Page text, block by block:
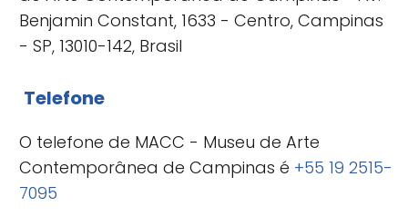
Benjamin Constant, 1633 - Centro, Campinas
- SP, 13010-142, Brasil
Telefone
O telefone de MACC - Museu de Arte
Contemporânea de Campinas é +55 19 2515-
7095